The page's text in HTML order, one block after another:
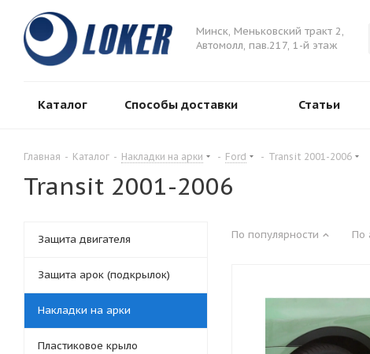
Минск, Меньковский тракт 2,
Автомолл, пав.217, 1-й этаж
Каталог Способы доставки Статьи
Главная - Каталог - Накладки на арки - Ford - Transit 2001-2006
Transit 2001-2006
По популярности По
Защита двигателя
Защита арок (подкрылок)
Накладки на арки
Пластиковое крыло